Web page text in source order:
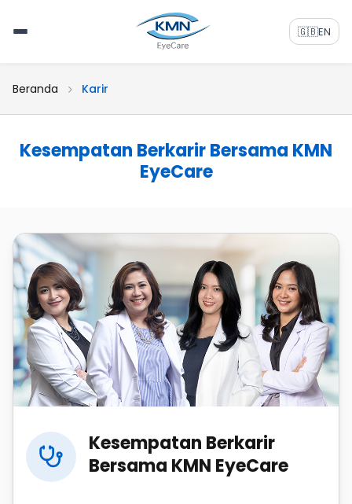
🇬🇧EN
Beranda Karir
Kesempatan Berkarir Bersama KMN
EyeCare
Kesempatan Berkarir
Bersama KMN EyeCare